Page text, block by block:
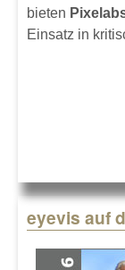
bieten
Einsatz in
eyevis auf